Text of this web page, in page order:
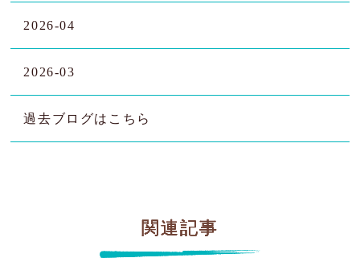
2026-04
2026-03
過去ブログはこちら
関連記事